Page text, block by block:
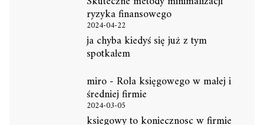
ryzyka finansowego
2024-04-22
ja chyba kiedyś się już z tym
spotkałem
miro-Rola księgowego w małej i
średniej firmie
2024-03-05
ksiegowy to koniecznosc w firmie